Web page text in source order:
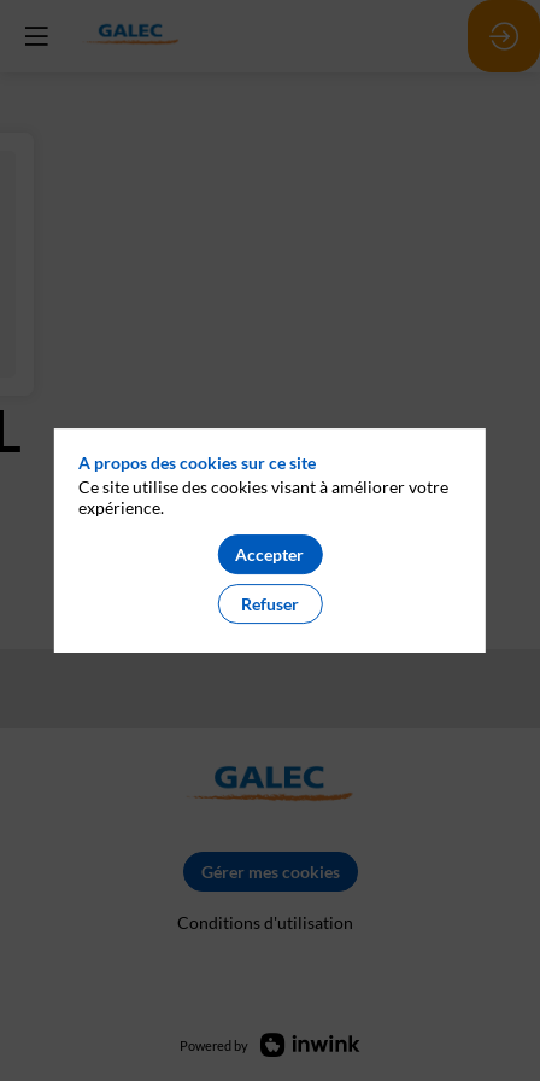
Gérer mes cookies
Conditions d'utilisation
Powered by
A propos des cookies sur ce site
Ce site utilise des cookies visant à améliorer votre
expérience.
Accepter
Refuser